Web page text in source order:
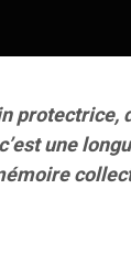
protectrice,
une